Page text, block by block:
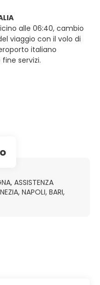
alle 06:40, cambio
viaggio con il volo di
italiano
servizi.
ASSISTENZA
NAPOLI, BARI,